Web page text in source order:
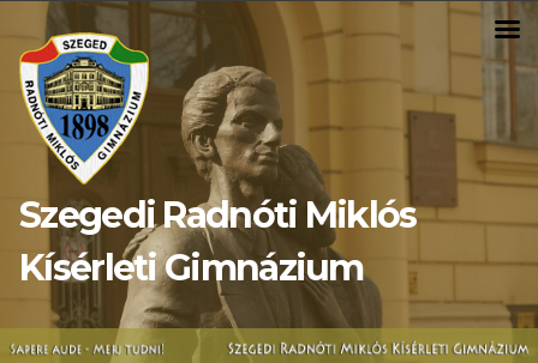
content
Szegedi Radnóti Miklós
Kísérleti Gimnázium